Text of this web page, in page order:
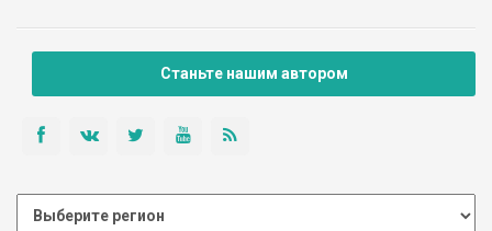
Станьте нашим автором